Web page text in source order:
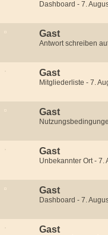
Dashboard - 7.
Gast
Antwort schreiben
Gast
Mitgliederliste - 7.
Gast
Gast
Unbekannter Ort - 7.
Gast
Dashboard - 7.
Gast